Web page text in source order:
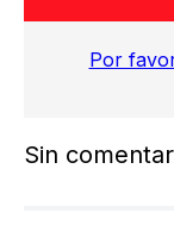
Por
Sin